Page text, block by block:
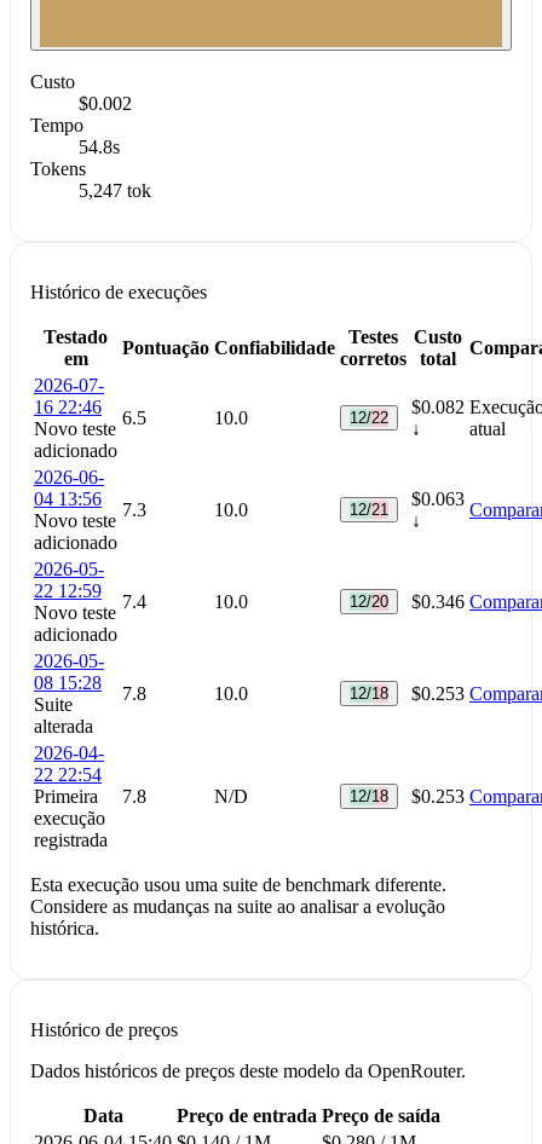
Custo
$0.002
Tempo
54.8s
Tokens
5,247 tok
Histórico de execuções
Testado
em
Pontuação Confiabilidade
Testes
corretos
Custo
total
2026-07-
16 22:46
Novo teste
adicionado
6.5 10.0 12/22
$0.082
↓
atual
2026-06-
04 13:56
Novo teste
adicionado
7.3 10.0 12/21
$0.063
↓
2026-05-
22 12:59
Novo teste
adicionado
7.4 10.0 12/20 $0.346
2026-05-
08 15:28
Suite
alterada
7.8 10.0 12/18 $0.253
2026-04-
22 22:54
Primeira
execução
registrada
7.8 N/D 12/18 $0.253
Esta execução usou uma suite de benchmark diferente.
Considere as mudanças na suite ao analisar a evolução
histórica.
Histórico de preços
Dados históricos de preços deste modelo da OpenRouter.
Data Preço de entrada Preço de saída